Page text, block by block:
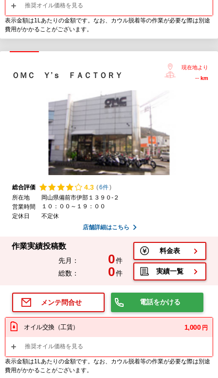
推奨オイル価格を見る
表示金額は1Lあたりの金額です。なお、カウル脱着等の作業が必要な際は別途
費用がかかることがございます。
ＯＭＣ Ｙ’ｓ ＦＡＣＴＯＲＹ
現在地より
-- km
総合評価 4.3 (6件)
所在地
岡山県備前市伊部１３９０-２
営業時間
１０：００～１９：００
定休日
不定休
店舗詳細はこちら
作業実績投稿数
先月： 0件
総数：
0件
料金表
実績一覧
メンテ問合せ 電話をかける
オイル交換（工賃） 1,000 円
推奨オイル価格を見る
表示金額は1Lあたりの金額です。なお、カウル脱着等の作業が必要な際は別途
費用がかかることがございます。